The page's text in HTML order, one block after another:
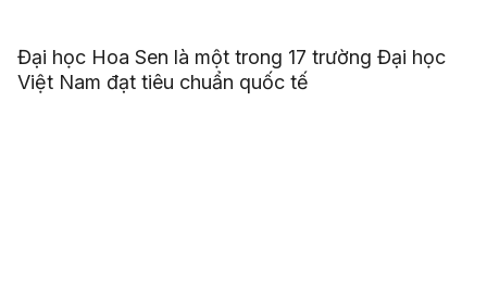
Đại học Hoa Sen là một trong 17 trường Đại học
Việt Nam đạt tiêu chuẩn quốc tế